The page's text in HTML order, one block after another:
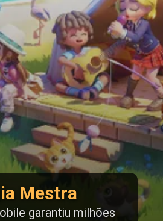
Mestra
garantiu milhões